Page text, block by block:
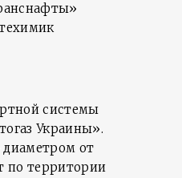
системы
Украины».
от
по территории